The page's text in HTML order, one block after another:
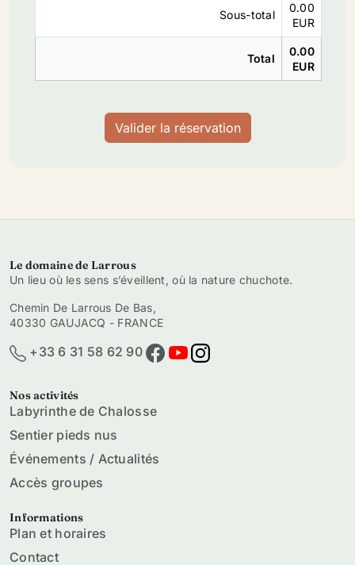
Sous-total
0.00
EUR
Total
0.00
EUR
Valider la réservation
Le domaine de Larrous
Un lieu où les sens s’éveillent, où la nature chuchote.
Chemin De Larrous De Bas,
40330 GAUJACQ - FRANCE
+33 6 31 58 62 90
Nos activités
Labyrinthe de Chalosse
Sentier pieds nus
Événements / Actualités
Accès groupes
Informations
Plan et horaires
Contact